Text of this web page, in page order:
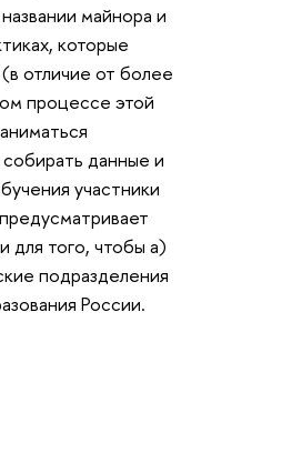
майнора и
которые
отличие от более
процессе этой
данные и
участники
для того, чтобы а)
подразделения
России.